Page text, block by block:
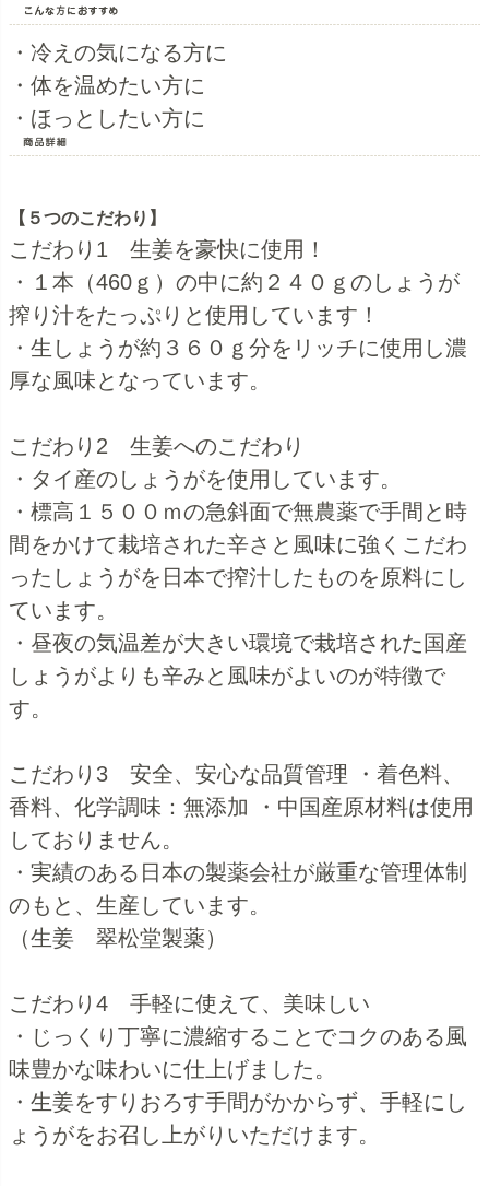
・冷えの気になる方に
・体を温めたい方に
・ほっとしたい方に
【５つのこだわり】
こだわり1 生姜を豪快に使用！
・１本（460ｇ）の中に約２４０ｇのしょうが
搾り汁をたっぷりと使用しています！
・生しょうが約３６０ｇ分をリッチに使用し濃
厚な風味となっています。
こだわり2 生姜へのこだわり
・タイ産のしょうがを使用しています。
・標高１５００ｍの急斜面で無農薬で手間と時
間をかけて栽培された辛さと風味に強くこだわ
ったしょうがを日本で搾汁したものを原料にし
ています。
・昼夜の気温差が大きい環境で栽培された国産
しょうがよりも辛みと風味がよいのが特徴で
す。
こだわり3 安全、安心な品質管理 ・着色料、
香料、化学調味：無添加 ・中国産原材料は使用
しておりません。
・実績のある日本の製薬会社が厳重な管理体制
のもと、生産しています。
（生姜 翠松堂製薬）
こだわり4 手軽に使えて、美味しい
・じっくり丁寧に濃縮することでコクのある風
味豊かな味わいに仕上げました。
・生姜をすりおろす手間がかからず、手軽にし
ょうがをお召し上がりいただけます。